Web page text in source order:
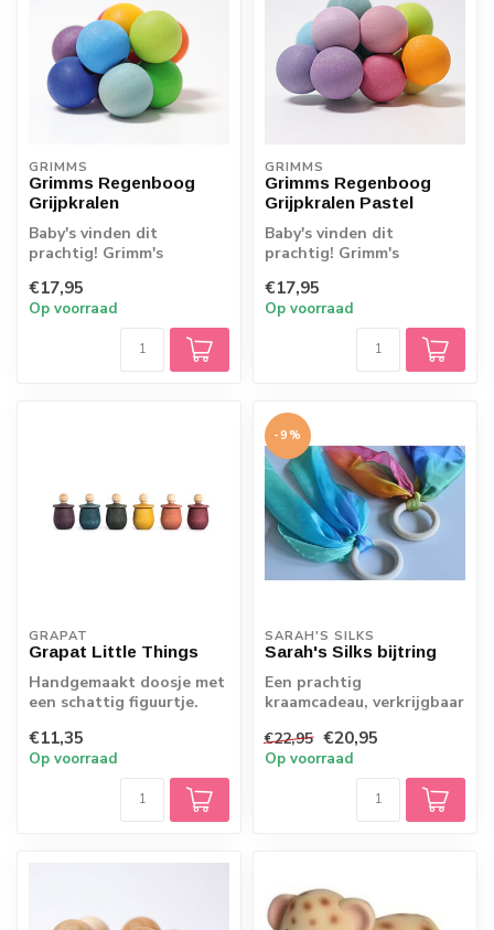
GRIMMS
Grimms Regenboog
Grijpkralen
Baby's vinden dit
prachtig! Grimm's
van de regenboog. ...
€17,95
Op voorraad
GRIMMS
Grimms Regenboog
Grijpkralen Pastel
Baby's vinden dit
prachtig! Grimm's
kleuren van de rege...
€17,95
Op voorraad
GRAPAT
Grapat Little Things
Handgemaakt doosje met
een schattig figuurtje.
kinderhandje...
€11,35
Op voorraad
-9%
SARAH'S SILKS
Sarah's Silks bijtring
Een prachtig
kraamcadeau, verkrijgbaar
zeekleuren!
€22,95 €20,95
Op voorraad